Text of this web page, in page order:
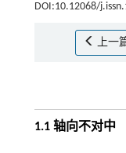
DOI:10.12068/
上一
1.1 轴向不对中